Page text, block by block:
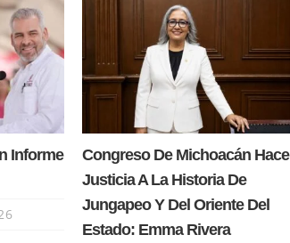
Informe
Congreso De Michoacán Hace
Justicia A La Historia De
Jungapeo Y Del Oriente Del
Estado: Emma Rivera